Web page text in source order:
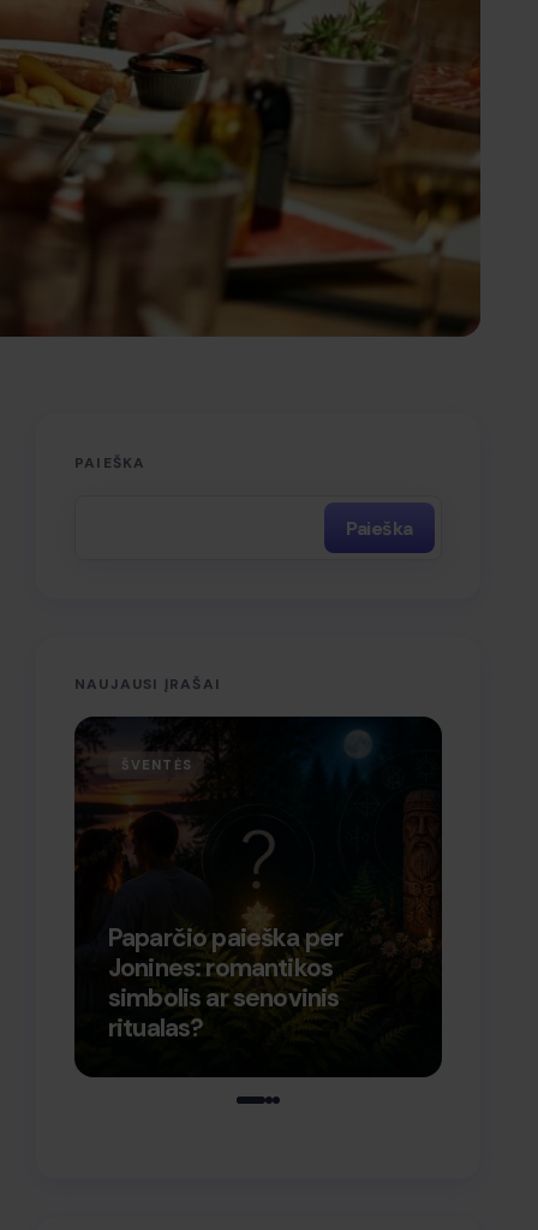
PAIEŠKA
Paieška
NAUJAUSI ĮRAŠAI
ŠVENTĖS
Paparčio paieška per
Jonines: romantikos
simbolis ar senovinis
ritualas?